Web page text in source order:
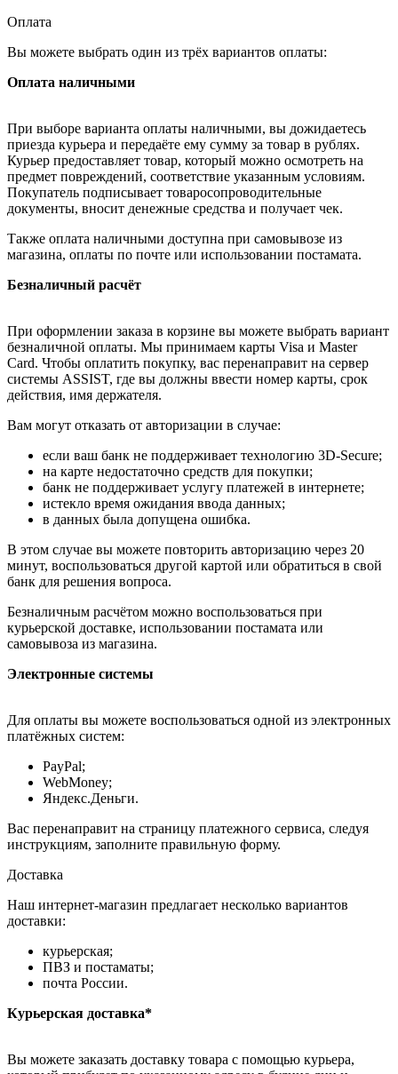
Оплата
Вы можете выбрать один из трёх вариантов оплаты:
Оплата наличными
При выборе варианта оплаты наличными, вы дожидаетесь
приезда курьера и передаёте ему сумму за товар в рублях.
Курьер предоставляет товар, который можно осмотреть на
предмет повреждений, соответствие указанным условиям.
Покупатель подписывает товаросопроводительные
документы, вносит денежные средства и получает чек.
Также оплата наличными доступна при самовывозе из
магазина, оплаты по почте или использовании постамата.
Безналичный расчёт
При оформлении заказа в корзине вы можете выбрать вариант
безналичной оплаты. Мы принимаем карты Visa и Master
Card. Чтобы оплатить покупку, вас перенаправит на сервер
системы ASSIST, где вы должны ввести номер карты, срок
действия, имя держателя.
Вам могут отказать от авторизации в случае:
если ваш банк не поддерживает технологию 3D-Secure;
на карте недостаточно средств для покупки;
банк не поддерживает услугу платежей в интернете;
истекло время ожидания ввода данных;
в данных была допущена ошибка.
В этом случае вы можете повторить авторизацию через 20
минут, воспользоваться другой картой или обратиться в свой
банк для решения вопроса.
Безналичным расчётом можно воспользоваться при
курьерской доставке, использовании постамата или
самовывоза из магазина.
Электронные системы
Для оплаты вы можете воспользоваться одной из электронных
платёжных систем:
PayPal;
WebMoney;
Яндекс.Деньги.
Вас перенаправит на страницу платежного сервиса, следуя
инструкциям, заполните правильную форму.
Доставка
Наш интернет-магазин предлагает несколько вариантов
доставки:
курьерская;
ПВЗ и постаматы;
почта России.
Курьерская доставка*
Вы можете заказать доставку товара с помощью курьера,